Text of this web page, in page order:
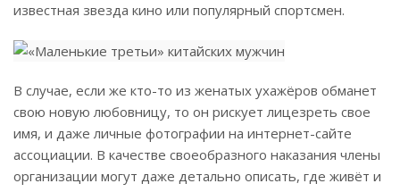
известная звезда кино или популярный спортсмен.
В случае, если же кто-то из женатых ухажёров обманет
свою новую любовницу, то он рискует лицезреть свое
имя, и даже личные фотографии на интернет-сайте
ассоциации. В качестве своеобразного наказания члены
организации могут даже детально описать, где живёт и